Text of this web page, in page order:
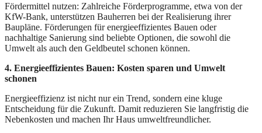
Fördermittel nutzen: Zahlreiche Förderprogramme, etwa von der
KfW-Bank, unterstützen Bauherren bei der Realisierung ihrer
Baupläne. Förderungen für energieeffizientes Bauen oder
nachhaltige Sanierung sind beliebte Optionen, die sowohl die
Umwelt als auch den Geldbeutel schonen können.
4. Energieeffizientes Bauen: Kosten sparen und Umwelt
schonen
Energieeffizienz ist nicht nur ein Trend, sondern eine kluge
Entscheidung für die Zukunft. Damit reduzieren Sie langfristig die
Nebenkosten und machen Ihr Haus umweltfreundlicher.